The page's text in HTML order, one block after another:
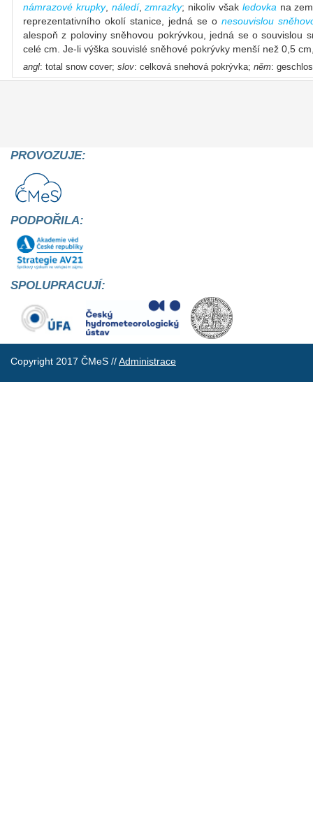
námrazové krupky, náledí,zmrazky; nikoliv však ledovka na
reprezentativního okolí stanice, jedná se onesouvislou
alespoň z poloviny sněhovou pokrývkou, jedná se o souvislou
celé cm. Je-li výška souvislé sněhové pokrývky menší než 0,5
angl: total snow cover; slov: celková snehová pokrývka; něm:
PROVOZUJE:
PODPOŘILA:
SPOLUPRACUJÍ:
Copyright 2017 ČMeS //Administrace